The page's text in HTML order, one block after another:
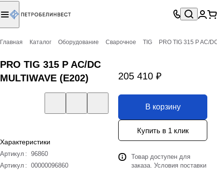
Главная Каталог Оборудование Сварочное TIG PRO TIG 315 P AC/
PRO TIG 315 P AC/DC
MULTIWAVE (E202)
Характеристики
Артикул : 96860
Артикул : 00000096860
205 410 ₽
В корзину
Купить в 1 клик
Товар доступен для
заказа. Условия поставки